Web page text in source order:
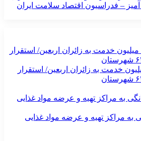
– فدراسیون اقتصاد سلامت ایران
بیش از ۱.۷ میلیون خدمت به زائران اربعین/ استقرار
به مراکز تهیه و عرضه مواد غذایی